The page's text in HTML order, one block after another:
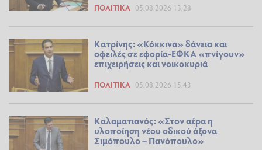
ΠΟΛΙΤΙΚΆ 05.08.2026 13:28
Κατρίνης: «Κόκκινα» δάνεια και
οφειλές σε εφορία-ΕΦΚΑ «πνίγουν»
επιχειρήσεις και νοικοκυριά
ΠΟΛΙΤΙΚΆ 05.08.2026 15:43
Καλαματιανός: «Στον αέρα η
υλοποίηση νέου οδικού άξονα
Σιμόπουλο – Πανόπουλο»